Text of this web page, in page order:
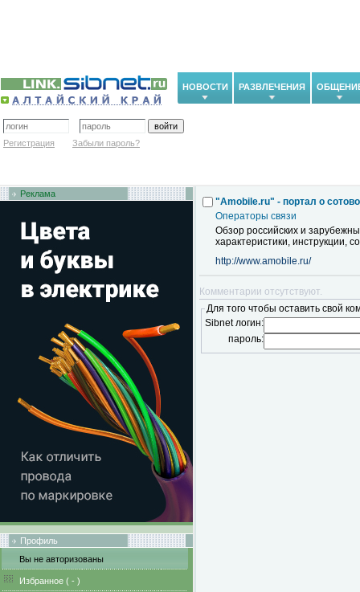
НОВОСТИ РАЗВЛЕЧЕНИЯ
Регистрация Забыли пароль?
Реклама
Профиль
Вы не авторизованы
Избранное ( - )
"Amobile.ru" - портал о
Операторы связи
Обзор российских и
характеристики, инструкции,
http://www.amobile.ru/
Комментарии отсутствуют.
Для того чтобы оставить свой
Sibnet логин:
пароль: